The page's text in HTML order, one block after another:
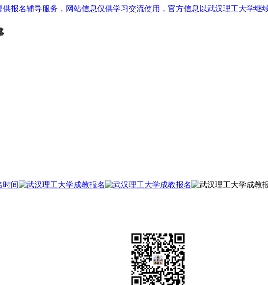
供报名辅导服务，网站信息仅供学习交流使用，官方信息以武汉理工大学继